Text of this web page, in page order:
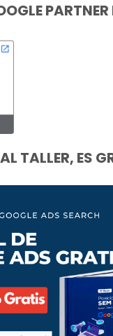
PARTNER
TALLER, ES